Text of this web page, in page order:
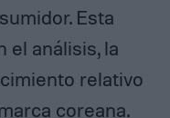
Esta
el análisis, la
relativo
coreana.